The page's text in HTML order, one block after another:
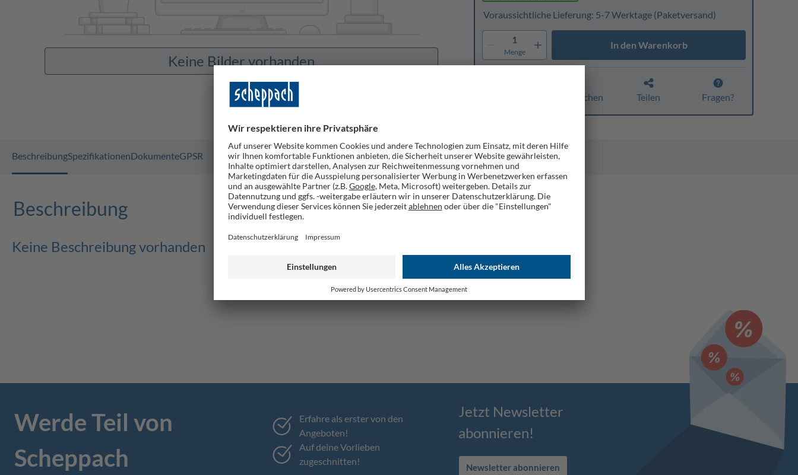
Keine Bilder vorhanden
Voraussichtliche Lieferung: 5-7 Werktage(Paketversand)
1
Menge
In den Warenkorb
Vergleichen Teilen Fragen?
BeschreibungSpezifikationenDokumenteGPSR
Beschreibung
Keine Beschreibung vorhanden
Werde Teil von
Scheppach
Erfahre als erster von den
Angeboten!
Auf deine Vorlieben
zugeschnitten!
Jetzt Newsletter
abonnieren!
Newsletter abonnieren